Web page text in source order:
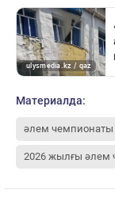
Материалда:
әлем чемпионаты
2026 жылғы әлем